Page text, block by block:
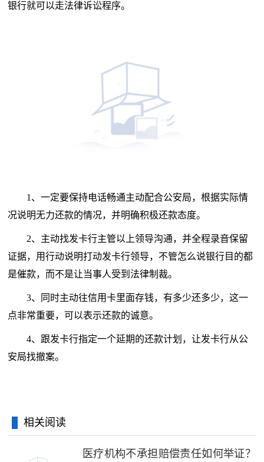
银行就可以走法律诉讼程序。
1、一定要保持电话畅通主动配合公安局，根据实际情
况说明无力还款的情况，并明确积极还款态度。
2、主动找发卡行主管以上领导沟通，并全程录音保留
证据，用行动说明打动发卡行领导，不管怎么说银行目的都
是催款，而不是让当事人受到法律制裁。
3、同时主动往信用卡里面存钱，有多少还多少，这一
点非常重要，可以表示还款的诚意。
4、跟发卡行指定一个延期的还款计划，让发卡行从公
安局找撤案。
相关阅读
医疗机构不承担赔偿责任如何举证？